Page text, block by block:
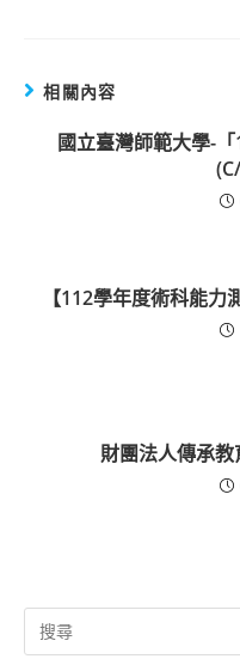
相關內容
國立臺灣師範大學-
【112學年度術科能
財團法人傳承
Search
for: